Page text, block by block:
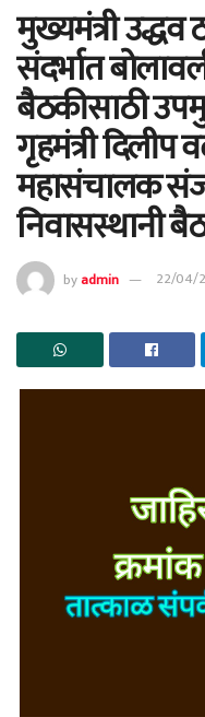
मुख्यमंत्री
संदर्भात
बैठकीसाठी
गृहमंत्री
महासंचालक
निवासस्थानी
byadmin 22/04/